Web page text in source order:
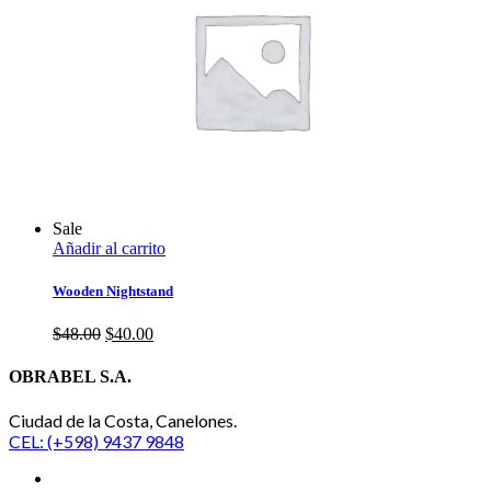
Sale
Añadir al carrito
Wooden Nightstand
$48.00 El
original
$48.00.
$40.00El
$40.00.
OBRABEL S.A.
Ciudad de la Costa, Canelones.
CEL: (+598) 9437 9848